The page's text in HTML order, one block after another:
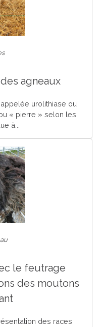
agneaux
urolithiase ou
« pierre » selon les
à...
le feutrage
des moutons
des races